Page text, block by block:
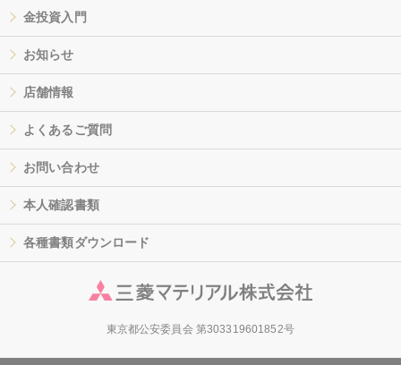
金投資入門
お知らせ
店舗情報
よくあるご質問
お問い合わせ
本人確認書類
各種書類ダウンロード
東京都公安委員会 第303319601852号